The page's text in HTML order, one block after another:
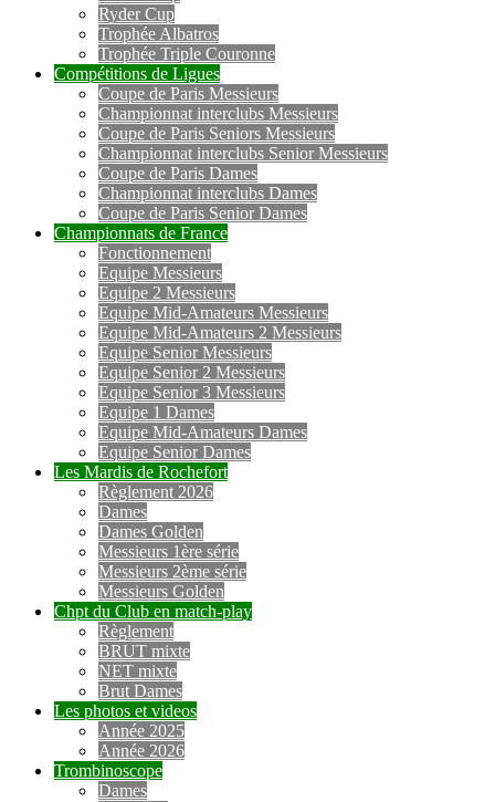
Ryder Cup
Trophée Albatros
Trophée Triple Couronne
Compétitions de Ligues
Coupe de Paris Messieurs
Championnat interclubs Messieurs
Coupe de Paris Seniors Messieurs
Championnat interclubs Senior Messieurs
Coupe de Paris Dames
Championnat interclubs Dames
Coupe de Paris Senior Dames
Championnats de France
Fonctionnement
Equipe Messieurs
Equipe 2 Messieurs
Equipe Mid-Amateurs Messieurs
Equipe Mid-Amateurs 2 Messieurs
Equipe Senior Messieurs
Equipe Senior 2 Messieurs
Equipe Senior 3 Messieurs
Equipe 1 Dames
Equipe Mid-Amateurs Dames
Equipe Senior Dames
Les Mardis de Rochefort
Règlement 2026
Dames
Dames Golden
Messieurs 1ère série
Messieurs 2ème série
Messieurs Golden
Chpt du Club en match-play
Règlement
BRUT mixte
NET mixte
Brut Dames
Les photos et videos
Année 2025
Année 2026
Trombinoscope
Dames